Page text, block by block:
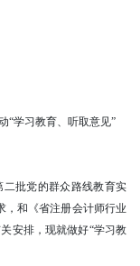
“学习教育、听取意见”
批党的群众路线教育实
，和《省注册会计师行业
安排，现就做好“学习教